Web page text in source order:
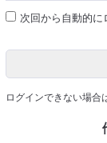
次回から自動的に
ログインできない場合